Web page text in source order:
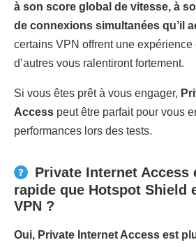
à son score global de vitesse, à
de connexions simultanées qu’il
certains VPN offrent une expérience
d’autres vous ralentiront fortement.
Si vous êtes prêt à vous engager,
Access peut être parfait pour vous
performances lors des tests.
Private Internet Access
rapide que Hotspot Shield
VPN ?
Oui, Private Internet Access est